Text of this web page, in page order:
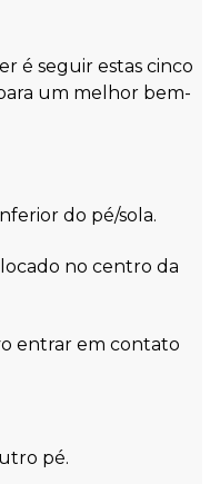
é seguir estas cinco
um melhor bem-
do pé/sola.
no centro da
entrar em contato
pé.